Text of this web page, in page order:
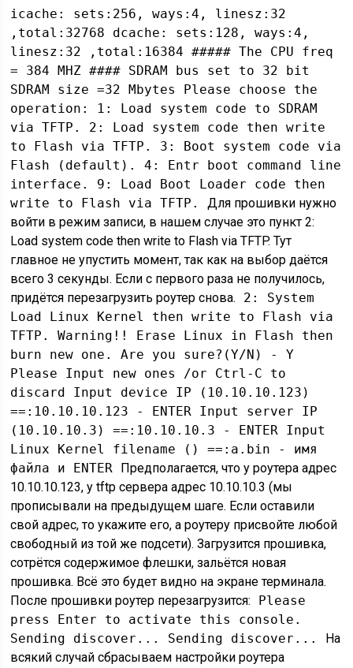
icache: sets:256, ways:4, linesz:32
,total:32768 dcache: sets:128, ways:4,
linesz:32 ,total:16384 ##### The CPU freq
= 384 MHZ #### SDRAM bus set to 32 bit
SDRAM size =32 Mbytes Please choose the
operation: 1: Load system code to SDRAM
via TFTP. 2: Load system code then write
to Flash via TFTP. 3: Boot system code via
Flash (default). 4: Entr boot command line
interface. 9: Load Boot Loader code then
write to Flash via TFTP.Для прошивки нужно
войти в режим записи, в нашем случае это пункт 2:
Load system code then write to Flash via TFTP. Тут
главное не упустить момент, так как на выбор даётся
всего 3 секунды. Если с первого раза не получилось,
придётся перезагрузить роутер снова. 2: System
Load Linux Kernel then write to Flash via
TFTP. Warning!! Erase Linux in Flash then
burn new one. Are you sure?(Y/N) - Y
Please Input new ones /or Ctrl-C to
discard Input device IP (10.10.10.123)
==:10.10.10.123 - ENTER Input server IP
(10.10.10.3) ==:10.10.10.3 - ENTER Input
Linux Kernel filename () ==:a.bin - имя
файла и ENTER
Предполагается, что у роутера адрес
10.10.10.123, у tftp сервера адрес 10.10.10.3 (мы
прописывали на предыдущем шаге. Если оставили
свой адрес, то укажите его, а роутеру присвойте любой
свободный из той же подсети). Загрузится прошивка,
сотрётся содержимое флешки, зальётся новая
прошивка. Всё это будет видно на экране терминала.
После прошивки роутер перезагрузится: Please
press Enter to activate this console.
Sending discover... Sending discover...
На
всякий случай сбрасываем настройки роутера